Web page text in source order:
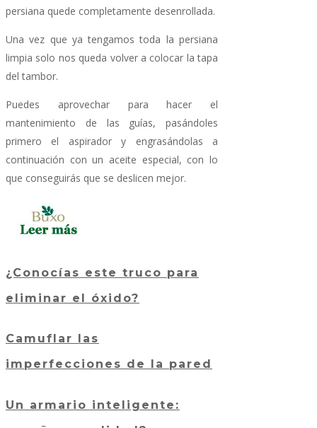
persiana quede completamente desenrollada.
Una vez que ya tengamos toda la persiana
limpia solo nos queda volver a colocar la tapa
del tambor.
Puedes aprovechar para hacer el
mantenimiento de las guías, pasándoles
primero el aspirador y engrasándolas a
continuación con un aceite especial, con lo
que conseguirás que se deslicen mejor.
¿Conocías este truco para
eliminar el óxido?
Camuflar las
imperfecciones de la pared
Un armario inteligente: